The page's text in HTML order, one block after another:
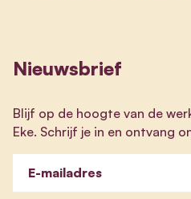
Nieuwsbrief
Blijf op de hoogte van de
Eke. Schrijf je in en ontvang
E-mailadres